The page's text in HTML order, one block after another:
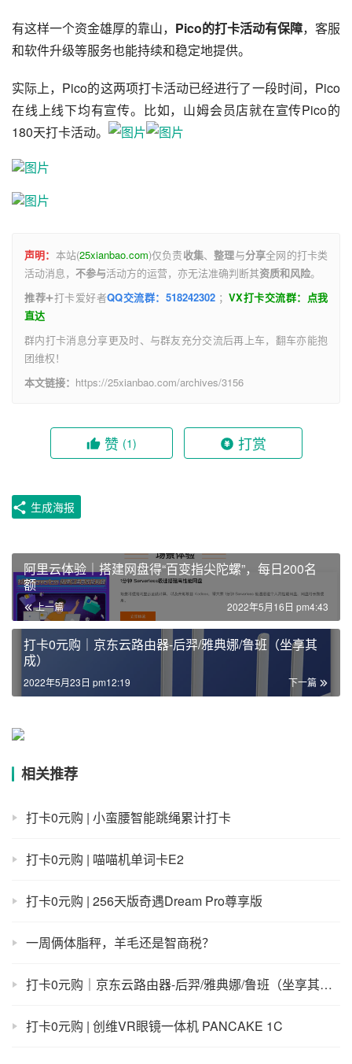
有这样一个资金雄厚的靠山， Pico的打卡活动有保障，客服
和软件升级等服务也能持续和稳定地提供。
实际上，Pico的这两项打卡活动已经进行了一段时间，Pico
在线上线下均有宣传。比如，山姆会员店就在宣传Pico的
180天打卡活动。
声明： 本站(25xianbao.com)仅负责收集、整理与分享全网的打卡类
活动消息， 不参与活动方的运营，亦无法准确判断其资质和风险。
推荐➕打卡爱好者QQ交流群：518242302； VX打卡交流群：点我
直达
群内打卡消息分享更及时、与群友充分交流后再上车，翻车亦能抱
团维权！
本文链接： https://25xianbao.com/archives/3156
赞 (1) 打赏
生成海报
阿里云体验｜搭建网盘得“百变指尖陀螺”，每日200名
额
上一篇 2022年5月16日 pm4:43
打卡0元购｜京东云路由器-后羿/雅典娜/鲁班（坐享其
成）
下一篇
2022年5月23日 pm12:19
相关推荐
打卡0元购 | 小蛮腰智能跳绳累计打卡
打卡0元购 | 喵喵机单词卡E2
打卡0元购 | 256天版奇遇Dream Pro尊享版
一周俩体脂秤，羊毛还是智商税？
打卡0元购｜京东云路由器-后羿/雅典娜/鲁班（坐享其成）
打卡0元购 | 创维VR眼镜一体机 PANCAKE 1C